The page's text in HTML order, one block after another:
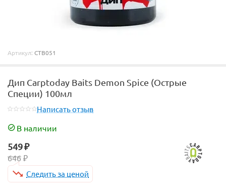
Артикул: CTB051
Дип Carptoday Baits Demon Spice (Острые
Специи) 100мл
Написать отзыв
В наличии
549₽
646 ₽
Следить за ценой